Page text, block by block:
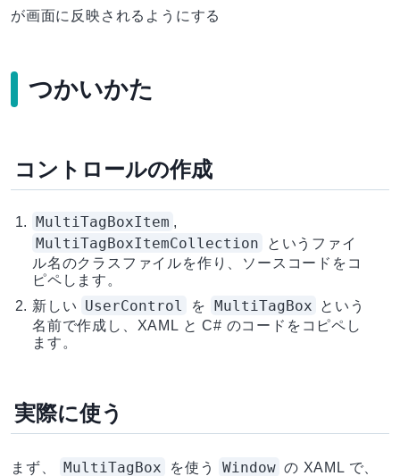
が画面に反映されるようにする
つかいかた
コントロールの作成
MultiTagBoxItem ,
MultiTagBoxItemCollection
というファイ
ル名のクラスファイルを作り、ソースコードをコ
ピペします。
新しい
UserControl を MultiTagBox
という
名前で作成し、XAML と C# のコードをコピペし
ます。
実際に使う
まず、 MultiTagBox を使う Window の XAML で、